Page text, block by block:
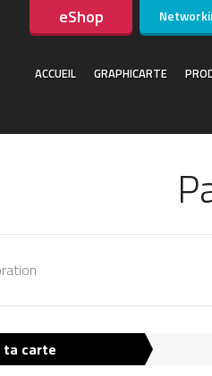
eShop
ACCUEIL GRAPHICARTE
ta carte